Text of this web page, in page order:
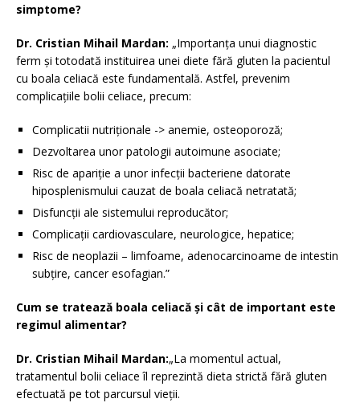
simptome?
Dr. Cristian Mihail Mardan: „Importanța unui diagnostic
ferm și totodată instituirea unei diete fără gluten la pacientul
cu boala celiacă este fundamentală. Astfel, prevenim
complicațiile bolii celiace, precum:
Complicatii nutriționale -> anemie, osteoporoză;
Dezvoltarea unor patologii autoimune asociate;
Risc de apariție a unor infecții bacteriene datorate
hiposplenismului cauzat de boala celiacă netratată;
Disfuncții ale sistemului reproducător;
Complicații cardiovasculare, neurologice, hepatice;
Risc de neoplazii – limfoame, adenocarcinoame de intestin
subțire, cancer esofagian.”
Cum se tratează boala celiacă și cât de important este
regimul alimentar?
Dr. Cristian Mihail Mardan:„La momentul actual,
tratamentul bolii celiace îl reprezintă dieta strictă fără gluten
efectuată pe tot parcursul vieții.